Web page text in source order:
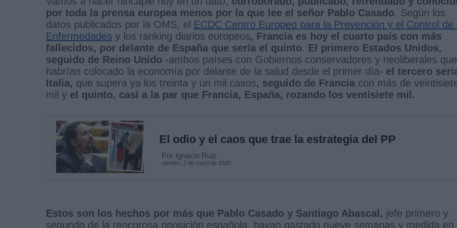
por toda la prensa europea menos por la que lee el señor Pablo Casado. Según los
datos publicados por la OMS, el ECDC Centro Europeo para la Prevención y el Control de
Enfermedades y los ranking diarios europeos, Francia es hoy el cuarto país con más
fallecidos, por delante de España que sería el quinto. El primero Estados Unidos,
seguido de Reino Unido -ambos países con Gobiernos conservadores y neoliberales que
habrían colocado la economía por delante de la salud desde el primer día- el tercero
Italia, que supera ya los treinta y un mil casos, seguido de Francia con más de
mil y el quinto, casi a la par que Francia, España, rozando los ventisiete mil.
El odio y el caos que trae la estrategia del PP
Por Ignacio Ruiz
viernes, 1 de mayo de 2020
Estos son los hechos por más que Pablo Casado y Santiago Abascal, jefe primero y
segundo de la rencorosa oposición española, hayan gastado nueve semanas y medida en